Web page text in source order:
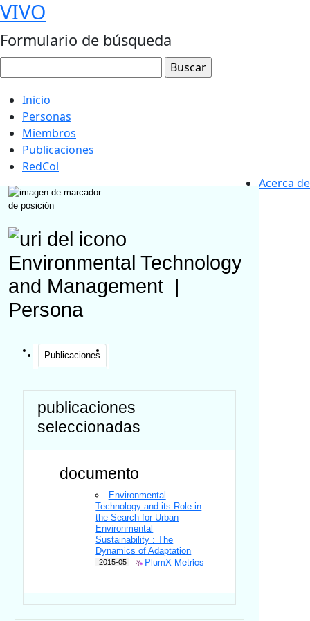
VIVO
Formulario de búsqueda
Inicio
Personas
Miembros
Publicaciones
RedCol
Acerca de
Environmental Technology
and Management
Persona
Publicaciones
publicaciones
seleccionadas
documento
Environmental
Technology and its Role in
the Search for Urban
Environmental
Sustainability : The
Dynamics of Adaptation
2015-05 PlumX Metrics